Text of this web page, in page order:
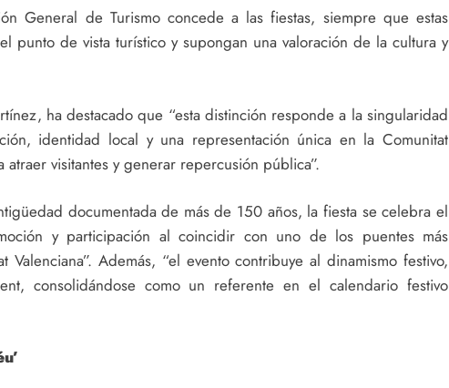
General de Turismo concede a las fiestas, siempre que estas
punto de vista turístico y supongan una valoración de la cultura y
ha destacado que “esta distinción responde a la singularidad
identidad local y una representación única en la Comunitat
visitantes y generar repercusión pública”.
documentada de más de 150 años, la fiesta se celebra el
y participación al coincidir con uno de los puentes más
Además, “el evento contribuye al dinamismo festivo,
consolidándose como un referente en el calendario festivo